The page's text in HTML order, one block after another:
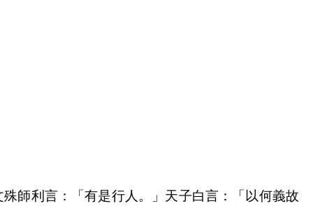
師利言：「有是行人。」天子白言：「以何義故